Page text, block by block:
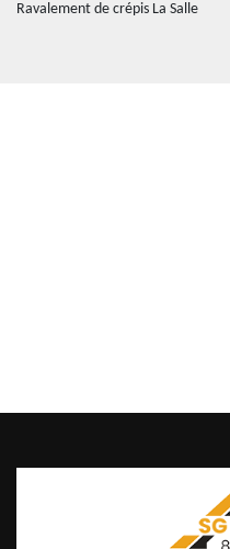
Ravalement de crépis La Salle